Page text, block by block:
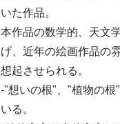
いた作品。
本作品の数学的、天文
げ、近年の絵画作品の
想起させられる。
-"想いの根"、"植物の根
いる。